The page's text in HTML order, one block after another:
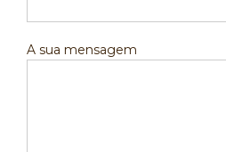
A sua mensagem